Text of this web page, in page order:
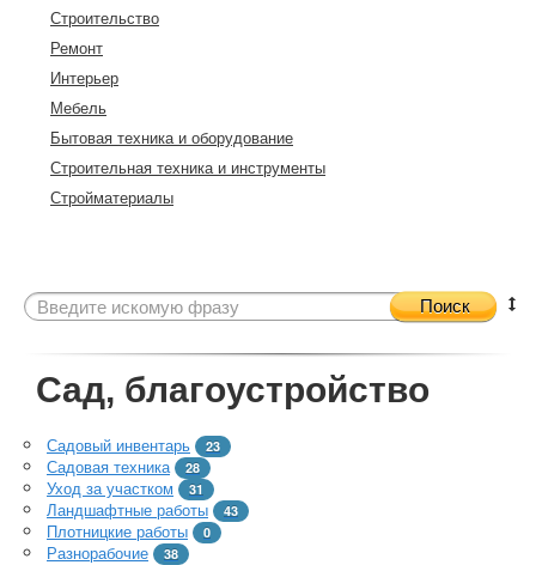
Строительство
Ремонт
Интерьер
Мебель
Бытовая техника и оборудование
Строительная техника и инструменты
Стройматериалы
Поиск
Сад, благоустройство
Садовый инвентарь 23
Садовая техника 28
Уход за участком 31
Ландшафтные работы 43
Плотницкие работы 0
Разнорабочие 38